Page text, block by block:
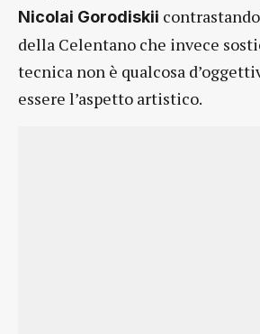
Nicolai Gorodiskii
della Celentano che invece
tecnica non è qualcosa
essere l’aspetto artistico.